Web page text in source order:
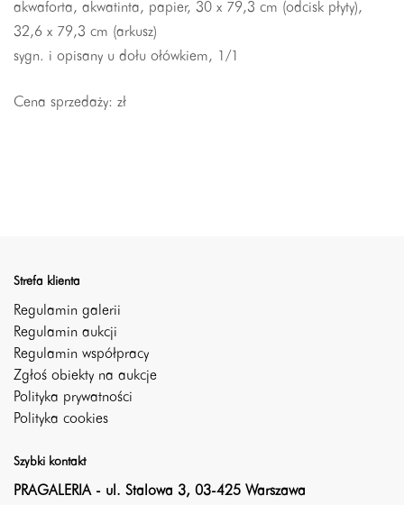
akwaforta, akwatinta, papier, 30 x 79,3 cm (odcisk płyty),
32,6 x 79,3 cm (arkusz)
sygn. i opisany u dołu ołówkiem, 1/1
Cena sprzedaży: zł
Strefa klienta
Regulamin galerii
Regulamin aukcji
Regulamin współpracy
Zgłoś obiekty na aukcje
Polityka prywatności
Polityka cookies
Szybki kontakt
PRAGALERIA - ul. Stalowa 3, 03-425 Warszawa